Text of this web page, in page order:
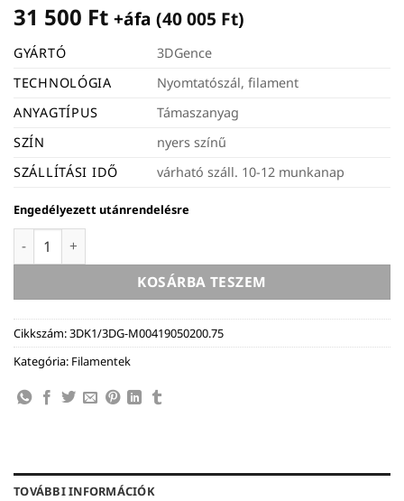
31 500 Ft +áfa (40 005 Ft)
GYÁRTÓ
3DGence
TECHNOLÓGIA
Nyomtatószál, filament
ANYAGTÍPUS
Támaszanyag
SZÍN
nyers színű
SZÁLLÍTÁSI IDŐ
várható száll. 10-12 munkanap
Engedélyezett utánrendelésre
3DGence BVOH filament - 1,75mm, 0,5kg - nyers színű
KOSÁRBA TESZEM
Cikkszám:3DK1/3DG-M00419050200.75
Kategória: Filamentek
TOVÁBBI INFORMÁCIÓK